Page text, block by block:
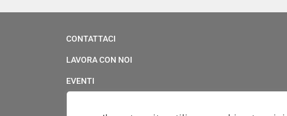
CONTATTACI
LAVORA CON NOI
EVENTI